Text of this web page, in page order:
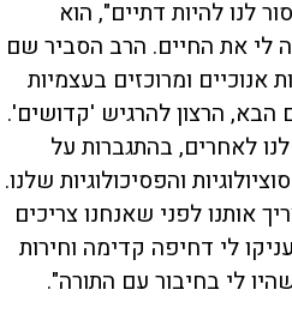
לנו להיות דתיים", הוא
לי את החיים. הרב הסביר שם
ומרוכזים בעצמיות
הרצון להרגיש 'קדושים'.
לאחרים, בהתגברות על
והפסיכולוגיות שלנו.
אותנו לפני שאנחנו צריכים
לי דחיפה קדימה וחירות
לי בחיבור עם התורה".